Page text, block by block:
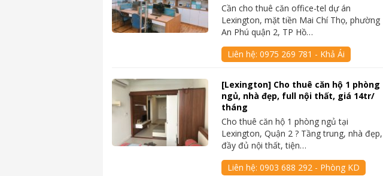
Cần cho thuê căn office-tel dự án
Lexington, mặt tiền Mai Chí Thọ, phường
An Phú quận 2, TP Hồ…
Liên hệ:0975 269 781 - Khả Ái
[Lexington] Cho thuê căn hộ 1 phòng
ngủ, nhà đẹp, full nội thất, giá 14tr/
tháng
Cho thuê căn hộ 1 phòng ngủ tại
Lexington, Quận 2 ? Tầng trung, nhà đẹp,
đầy đủ nội thất, tiện…
Liên hệ:0903 688 292 - Phòng KD